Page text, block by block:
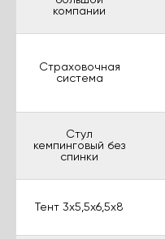
компании
Страховочная
система
Стул
кемпинговый без
спинки
Тент 3х5,5х6,5х8